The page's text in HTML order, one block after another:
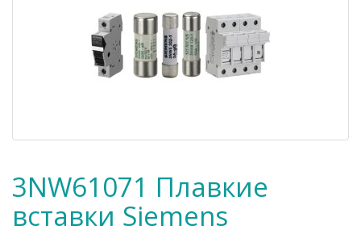
3NW61071 Плавкие
вставки Siemens